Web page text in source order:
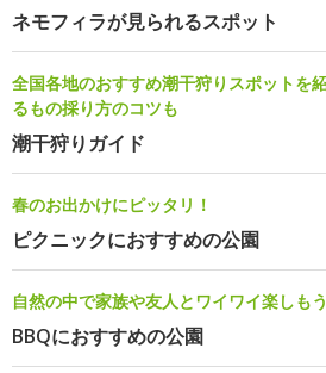
ネモフィラが見られるスポット
全国各地のおすすめ潮干狩りスポットを
るもの採り方のコツも
潮干狩りガイド
春のお出かけにピッタリ！
ピクニックにおすすめの公園
自然の中で家族や友人とワイワイ楽しも
BBQにおすすめの公園